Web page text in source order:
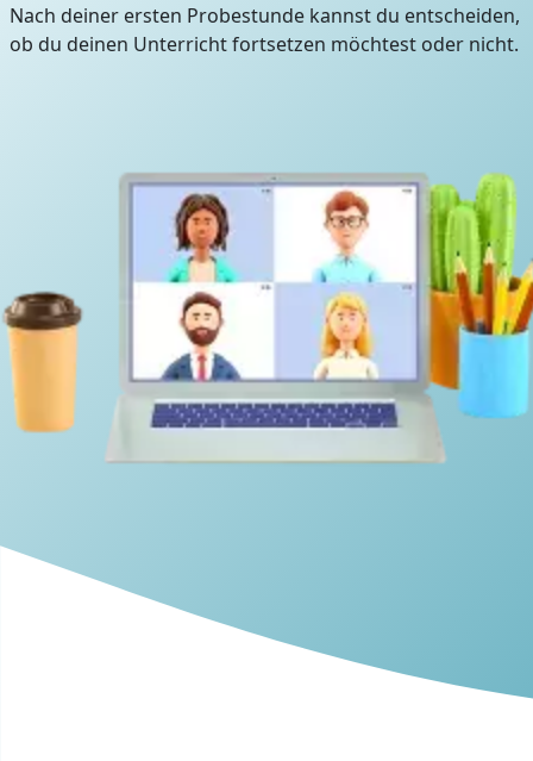
Nach deiner ersten Probestunde kannst du entscheiden,
ob du deinen Unterricht fortsetzen möchtest oder nicht.